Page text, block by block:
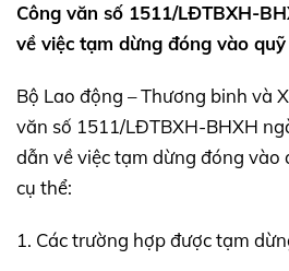
Công văn số 1511/LĐTBXH-
về việc tạm dừng đóng vào
Bộ Lao động – Thương binh và
văn số 1511/LĐTBXH-BHXH
dẫn về việc tạm dừng đóng
cụ thể:
1. Các trường hợp được tạm